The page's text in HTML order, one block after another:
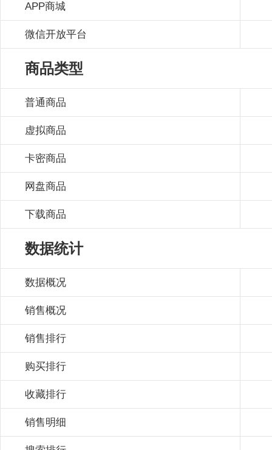
APP商城
微信开放平台
商品类型
普通商品
虚拟商品
卡密商品
网盘商品
下载商品
数据统计
数据概况
销售概况
销售排行
购买排行
收藏排行
销售明细